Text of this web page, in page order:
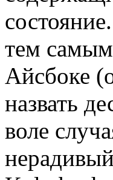
тем
Айсбоке
назвать
воле